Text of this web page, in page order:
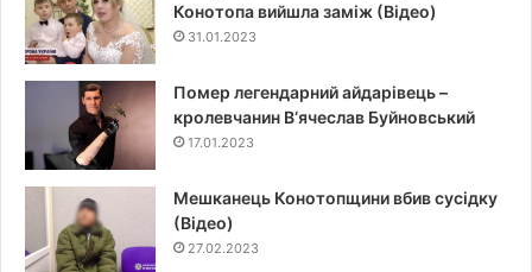
Конотопа вийшла заміж (Відео)
31.01.2023
Помер легендарний айдарівець –
кролевчанин В‘ячеслав Буйновський
17.01.2023
Мешканець Конотопщини вбив сусідку
(Відео)
27.02.2023